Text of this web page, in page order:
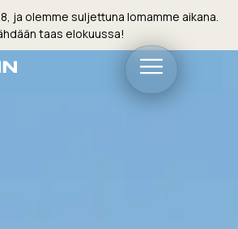
ja olemme suljettuna lomamme aikana.
taas elokuussa!